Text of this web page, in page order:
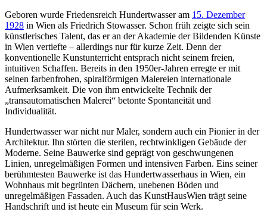
Geboren wurde Friedensreich Hundertwasser am 15. Dezember
1928 in Wien als Friedrich Stowasser. Schon früh zeigte sich sein
künstlerisches Talent, das er an der Akademie der Bildenden Künste
in Wien vertiefte – allerdings nur für kurze Zeit. Denn der
konventionelle Kunstunterricht entsprach nicht seinem freien,
intuitiven Schaffen. Bereits in den 1950er-Jahren erregte er mit
seinen farbenfrohen, spiralförmigen Malereien internationale
Aufmerksamkeit. Die von ihm entwickelte Technik der
„transautomatischen Malerei“ betonte Spontaneität und
Individualität.
Hundertwasser war nicht nur Maler, sondern auch ein Pionier in der
Architektur. Ihn störten die sterilen, rechtwinkligen Gebäude der
Moderne. Seine Bauwerke sind geprägt von geschwungenen
Linien, unregelmäßigen Formen und intensiven Farben. Eins seiner
berühmtesten Bauwerke ist das Hundertwasserhaus in Wien, ein
Wohnhaus mit begrünten Dächern, unebenen Böden und
unregelmäßigen Fassaden. Auch das KunstHausWien trägt seine
Handschrift und ist heute ein Museum für sein Werk.